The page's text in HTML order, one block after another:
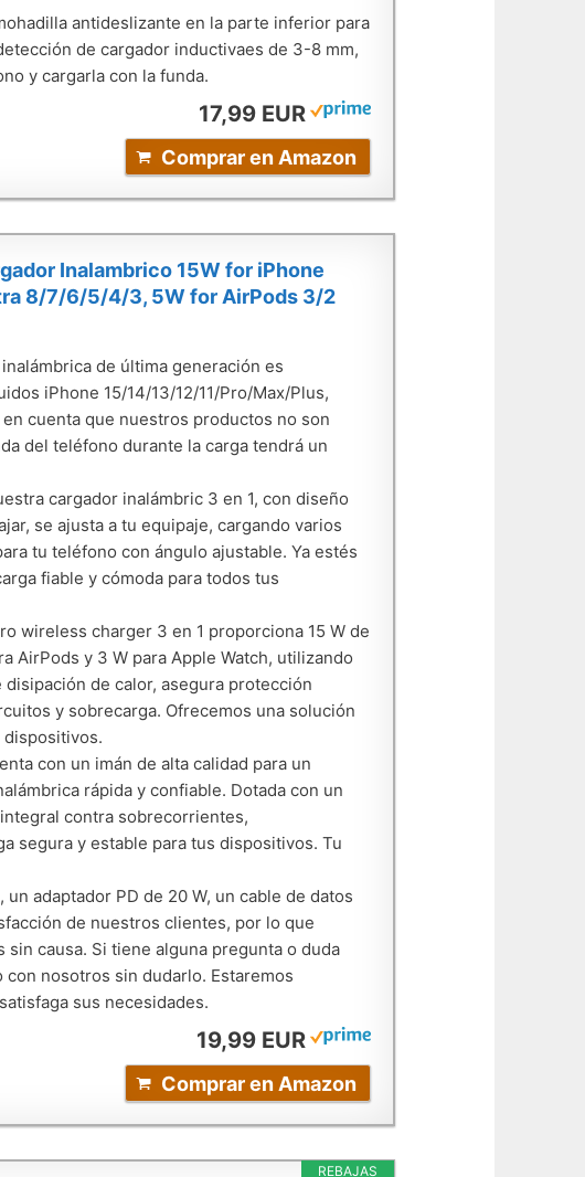
antideslizante en la parte inferior para
de cargador inductivaes de 3-8 mm,
y cargarla con la funda.
17,99 EUR
Comprar en Amazon
Inalambrico 15W for iPhone
8/7/6/5/4/3, 5W for AirPods 3/2
de última generación es
iPhone 15/14/13/12/11/Pro/Max/Plus,
cuenta que nuestros productos no son
del teléfono durante la carga tendrá un
cargador inalámbric 3 en 1, con diseño
se ajusta a tu equipaje, cargando varios
tu teléfono con ángulo ajustable. Ya estés
fiable y cómoda para todos tus
wireless charger 3 en 1 proporciona 15 W de
AirPods y 3 W para Apple Watch, utilizando
de calor, asegura protección
y sobrecarga. Ofrecemos una solución
dispositivos.
con un imán de alta calidad para un
rápida y confiable. Dotada con un
contra sobrecorrientes,
segura y estable para tus dispositivos. Tu
adaptador PD de 20 W, un cable de datos
de nuestros clientes, por lo que
causa. Si tiene alguna pregunta o duda
nosotros sin dudarlo. Estaremos
sus necesidades.
19,99 EUR
Comprar en Amazon
REBAJAS